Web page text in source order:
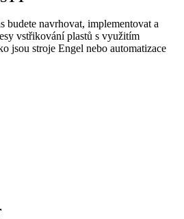
budete navrhovat, implementovat a
vstřikování plastů s využitím
jsou stroje Engel nebo automatizace